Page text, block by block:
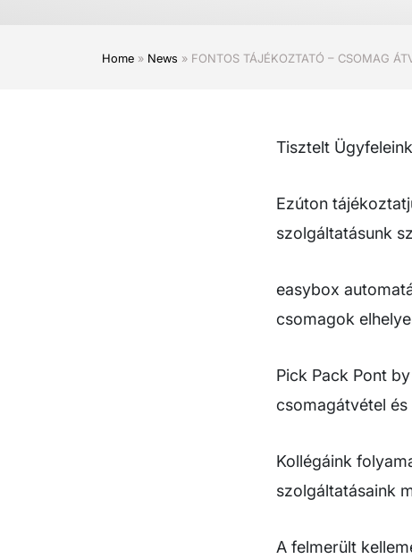
Home » News » FONTOS TÁJÉKOZTATÓ – CSOMAG
Tisztelt
Ezúton
szolgáltatásunk
easybox
csomagok
Pick Pack Pont
csomagátvétel és
Kollégáink
szolgáltatásaink
A felmerült